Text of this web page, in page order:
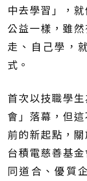
中去學習」，
公益一樣，雖
走、自己學，
式。
首次以技職學
會」落幕，但
前的新起點，
台積電慈善基
同道合、優質